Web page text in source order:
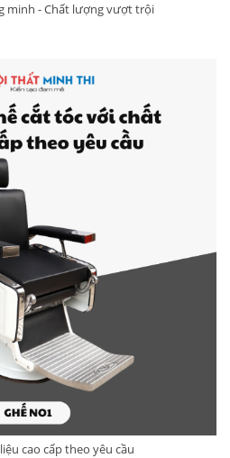
minh - Chất lượng vượt trội
cao cấp theo yêu cầu